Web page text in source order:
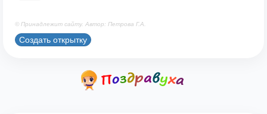
© Принадлежит сайту. Автор: Петрова Г.А.
Создать открытку